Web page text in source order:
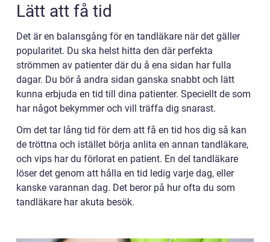
Lätt att få tid
Det är en balansgång för en tandläkare när det gäller
popularitet. Du ska helst hitta den där perfekta
strömmen av patienter där du å ena sidan har fulla
dagar. Du bör å andra sidan ganska snabbt och lätt
kunna erbjuda en tid till dina patienter. Speciellt de som
har något bekymmer och vill träffa dig snarast.
Om det tar lång tid för dem att få en tid hos dig så kan
de tröttna och istället börja anlita en annan tandläkare,
och vips har du förlorat en patient. En del tandläkare
löser det genom att hålla en tid ledig varje dag, eller
kanske varannan dag. Det beror på hur ofta du som
tandläkare har akuta besök.